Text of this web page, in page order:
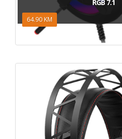
RGB 7.1
64.90 KM